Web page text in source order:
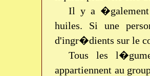
Il y a �galement
huiles. Si une
d'ingr�dients sur le
Tous les
appartiennent au